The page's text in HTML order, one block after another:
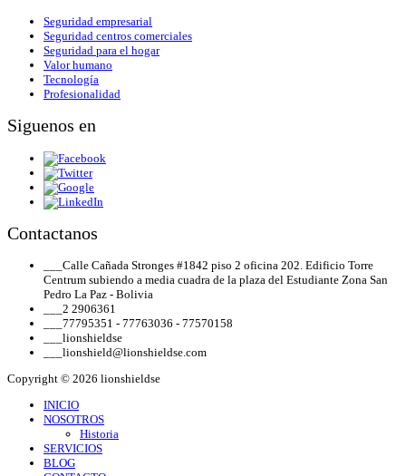
Seguridad empresarial
Seguridad centros comerciales
Seguridad para el hogar
Valor humano
Tecnología
Profesionalidad
Siguenos en
Contactanos
Calle Cañada Stronges #1842 piso 2 oficina 202. Edificio Torre
Centrum subiendo a media cuadra de la plaza del Estudiante Zona San
Pedro La Paz - Bolivia
2 2906361
77795351 - 77763036 - 77570158
lionshieldse
lionshield@lionshieldse.com
Copyright © 2026 lionshieldse
INICIO
NOSOTROS
Historia
SERVICIOS
BLOG